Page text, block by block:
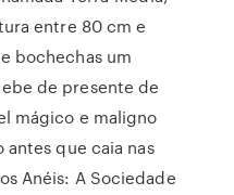
entre 80 cm e
bochechas um
de presente de
mágico e maligno
que caia nas
Anéis: A Sociedade